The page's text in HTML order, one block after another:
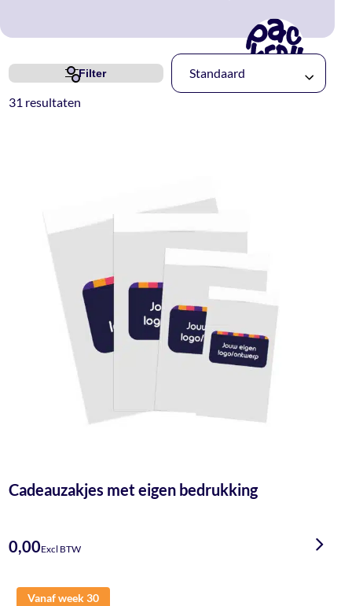
Filter
31 resultaten
Standaard
Cadeauzakjes met eigen bedrukking
0,00Excl BTW
Vanaf week 30